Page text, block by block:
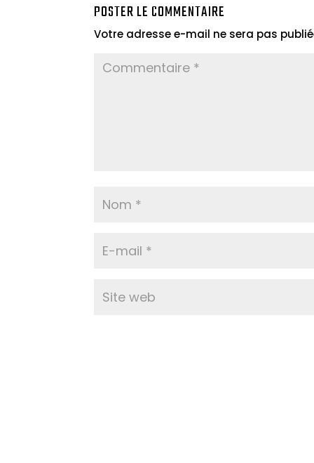
POSTER LE COMMENTAIRE
Votre adresse e-mail ne sera pas